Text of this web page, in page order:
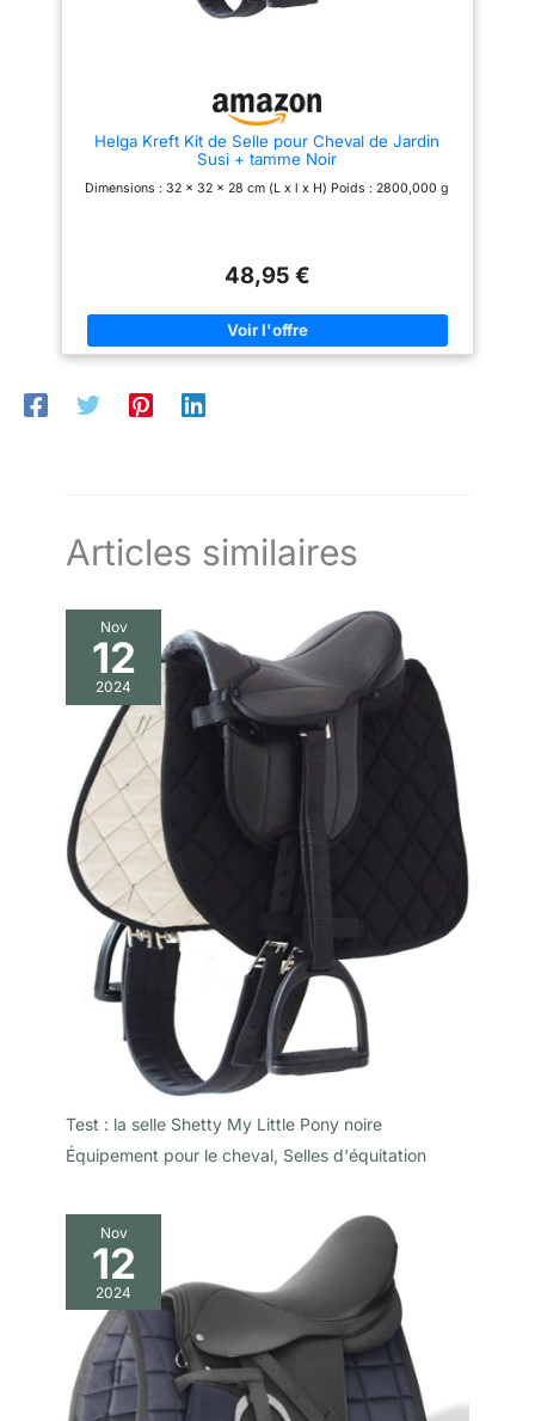
différents groupes d'âge et
des pièces individuelles car
toute sécurité et sans souci. Les
étrivières réglables permettent
taille de l'enfant. Ainsi, le kit de
l'enfant. Cette flexibilité garantit
un plaisir et une utilisation à
peut être utilisée même lorsque
l'enfant grandit. L'arbre de selle
est un monobloc avec poignée
matériau extérieur de la selle
est durable et facile à nettoyer,
d'étrier peuvent être facilement
lavées si nécessaire.
Helga Kreft Kit de Selle pour Cheval de Jardin
Susi + tamme Noir
Dimensions : 32 x 32 x 28 cm (L x l x H) Poids : 2800,000 g
48,95 €
Articles similaires
Nov
12
2024
Test : la selle Shetty My Little Pony noire
Équipement pour le cheval, Selles d'équitation
Nov
12
2024